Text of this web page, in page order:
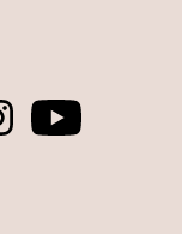
instagramyoutube